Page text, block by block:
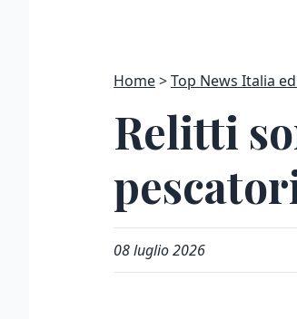
Home Top News Italia
Relitti
08 luglio 2026